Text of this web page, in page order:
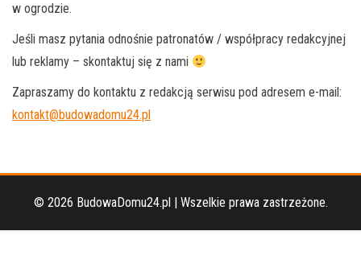
w ogrodzie.
Jeśli masz pytania odnośnie patronatów / współpracy redakcyjnej
lub reklamy – skontaktuj się z nami
Zapraszamy do kontaktu z redakcją serwisu pod adresem e-mail:
kontakt@budowadomu24.pl
© 2026 BudowaDomu24.pl | Wszelkie prawa zastrzeżone.